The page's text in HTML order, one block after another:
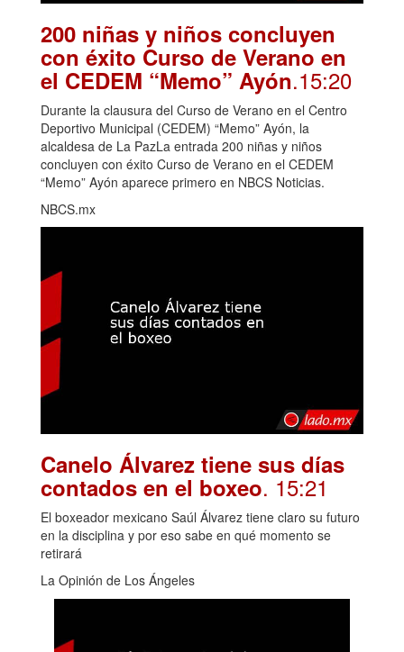
200 niñas y niños concluyen
con éxito Curso de Verano en
el CEDEM “Memo” Ayón.15:20
Durante la clausura del Curso de Verano en el Centro
Deportivo Municipal (CEDEM) “Memo” Ayón, la
alcaldesa de La PazLa entrada 200 niñas y niños
concluyen con éxito Curso de Verano en el CEDEM
“Memo” Ayón aparece primero en NBCS Noticias.
NBCS.mx
Canelo Álvarez tiene sus días
contados en el boxeo. 15:21
El boxeador mexicano Saúl Álvarez tiene claro su futuro
en la disciplina y por eso sabe en qué momento se
retirará
La Opinión de Los Ángeles